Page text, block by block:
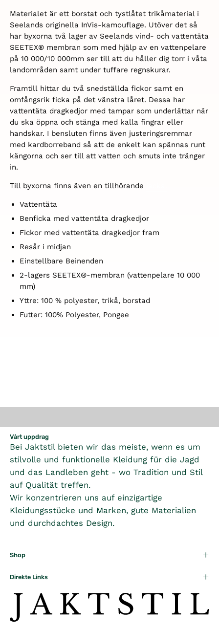
Materialet är ett borstat och tystlåtet trikåmaterial i
Seelands originella InVis-kamouflage. Utöver det så
har byxorna två lager av Seelands vind- och vattentäta
SEETEX® membran som med hjälp av en vattenpelare
på 10 000/10 000mm ser till att du håller dig torr i våta
landområden samt under tuffare regnskurar.
Framtill hittar du två snedställda fickor samt en
omfångsrik ficka på det vänstra låret. Dessa har
vattentäta dragkedjor med tampar som underlättar när
du ska öppna och stänga med kalla fingrar eller
handskar. I bensluten finns även justeringsremmar
med kardborreband så att de enkelt kan spännas runt
kängorna och ser till att vatten och smuts inte tränger
in.
Till byxorna finns även en tillhörande
Vattentäta
Benficka med vattentäta dragkedjor
Fickor med vattentäta dragkedjor fram
Resår i midjan
Einstellbare Beinenden
2-lagers SEETEX®-membran (vattenpelare 10 000
mm)
Yttre: 100 % polyester, trikå, borstad
Futter: 100% Polyester, Pongee
Vårt uppdrag
Bei Jaktstil bieten wir das meiste, wenn es um
stilvolle und funktionelle Kleidung für die Jagd
und das Landleben geht - wo Tradition und Stil
auf Qualität treffen.
Wir konzentrieren uns auf einzigartige
Kleidungsstücke und Marken, gute Materialien
und durchdachtes Design.
Shop
Direkte Links